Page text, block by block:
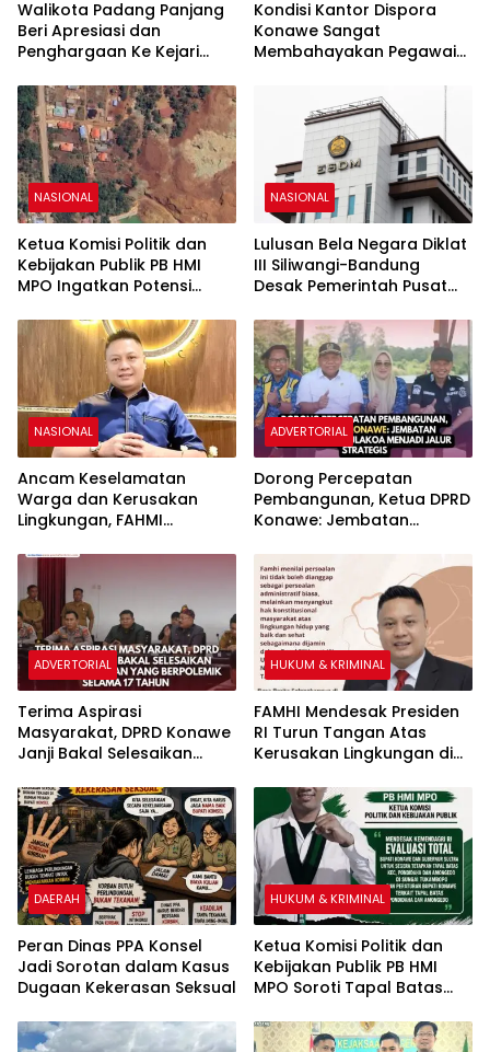
Walikota Padang Panjang
Beri Apresiasi dan
Penghargaan Ke Kejari
Kondisi Kantor Dispora
Konawe Sangat
Membahayakan Pegawai
NASIONAL
Ketua Komisi Politik dan
Kebijakan Publik PB HMI
MPO Ingatkan Potensi
Akibat Dugaan Dampak
Pertambangan
NASIONAL
Lulusan Bela Negara Diklat
III Siliwangi-Bandung
Desak Pemerintah Pusat
NASIONAL
Ancam Keselamatan
Warga dan Kerusakan
Lingkungan, FAHMI
ESDM Cabut IUP PT WIN
ADVERTORIAL
Dorong Percepatan
Pembangunan, Ketua DPRD
Konawe: Jembatan
Menjadi Jalur Strategis
ADVERTORIAL
Terima Aspirasi
Masyarakat, DPRD Konawe
Janji Bakal Selesaikan
Berpolemik Selama 17
Tahun
HUKUM & KRIMINAL
FAMHI Mendesak Presiden
RI Turun Tangan Atas
Kerusakan Lingkungan di
PT. WIN
DAERAH
Peran Dinas PPA Konsel
Jadi Sorotan dalam Kasus
Dugaan Kekerasan Seksual
HUKUM & KRIMINAL
Ketua Komisi Politik dan
Kebijakan Publik PB HMI
MPO Soroti Tapal Batas
Wilayah Adat Pondidaha